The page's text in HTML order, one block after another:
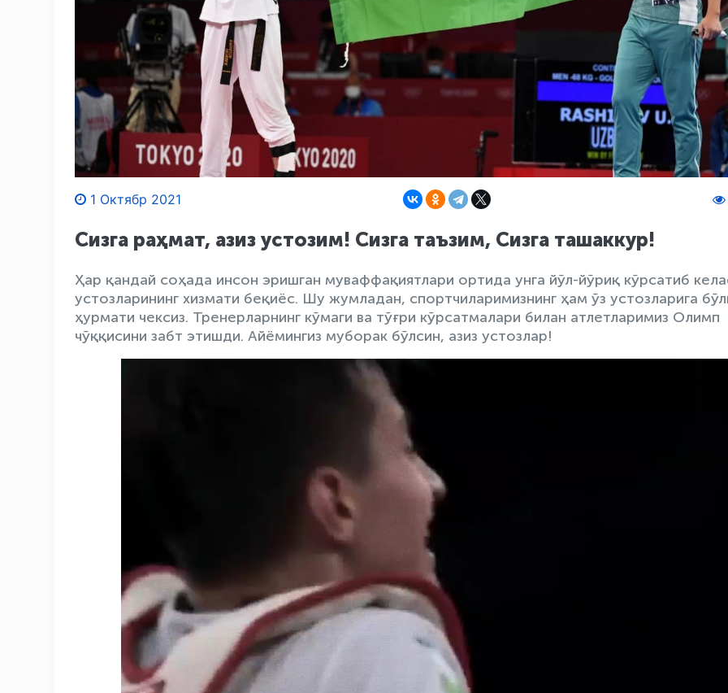
1 Октябр 2021
Сизга раҳмат, азиз устозим! Сизга таъзим, Сизга ташаккур!
Ҳар қандай соҳада инсон эришган муваффақиятлари ортида унга йўл-йўриқ кўрсатиб
устозларининг хизмати беқиёс. Шу жумладан, спортчиларимизнинг ҳам ўз устозларига
ҳурмати чексиз. Тренерларнинг кўмаги ва тўғри кўрсатмалари билан атлетларимиз Олимп
чўққисини забт этишди. Айёмингиз муборак бўлсин, азиз устозлар!